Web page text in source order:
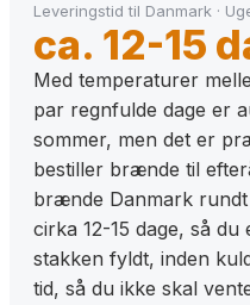
Leveringstid til Danmark ·
ca. 12-15
Med temperaturer
par regnfulde dage er
sommer, men det er
bestiller brænde til
brænde Danmark rundt
cirka 12-15 dage, så
stakken fyldt, inden
tid, så du ikke skal